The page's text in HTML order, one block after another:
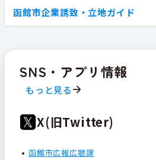
函館市企業誘致・立地ガイド
SNS・アプリ情報
もっと見る
X(旧Twitter)
函館市広報広聴課